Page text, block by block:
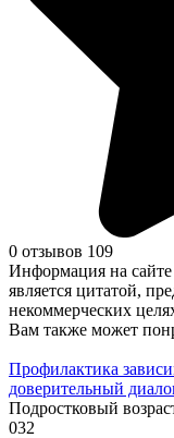
0 отзывов 109
Информация на сайте
является цитатой,
некоммерческих
Вам также может
Профилактика
доверительный
Подростковый
032